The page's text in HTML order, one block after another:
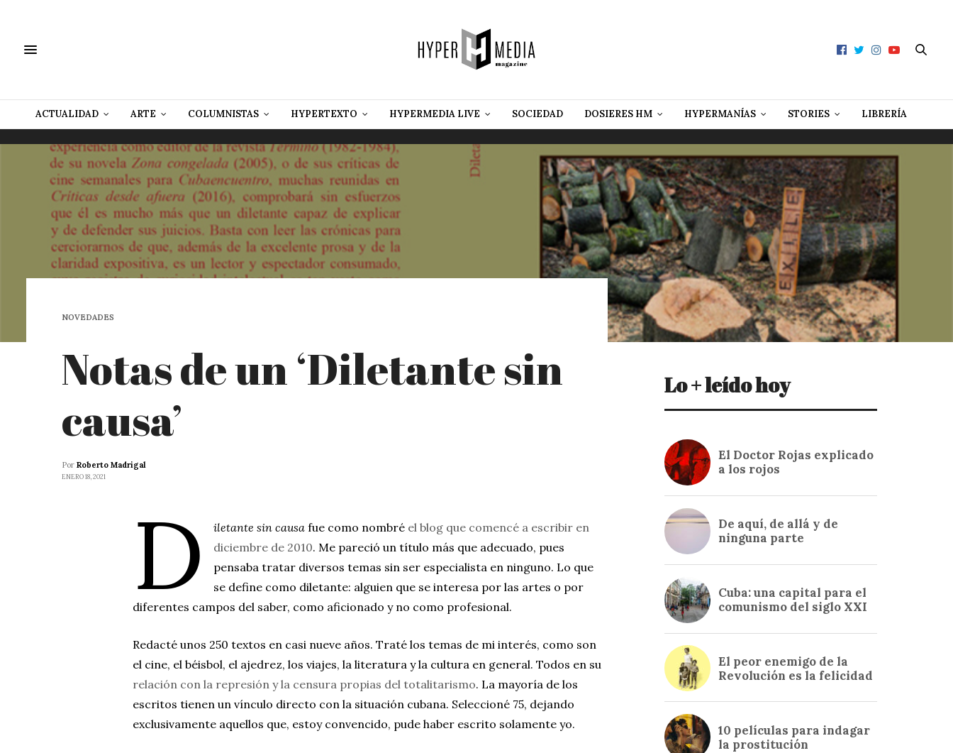
ACTUALIDAD ARTE COLUMNISTAS HYPERTEXTO HYPERMEDIA LIVE SOCIEDAD DOSIERES HM HYPERMANÍAS STORIES LIBRERÍA
NOVEDADES
Notas de un ‘Diletante sin
causa’
Por Roberto Madrigal
ENERO 18, 2021
D iletante sin causafue como nombré el blog que comencé a escribir en
diciembre de 2010. Me pareció un título más que adecuado, pues
pensaba tratar diversos temas sin ser especialista en ninguno. Lo que
se define como diletante: alguien que se interesa por las artes o por
diferentes campos del saber, como aficionado y no como profesional.
Redacté unos 250 textos en casi nueve años. Traté los temas de mi interés, como son
el cine, el béisbol, el ajedrez, los viajes, la literatura y la cultura en general. Todos en su
relación con la represión y la censura propias del totalitarismo. La mayoría de los
escritos tienen un vínculo directo con la situación cubana. Seleccioné 75, dejando
exclusivamente aquellos que, estoy convencido, pude haber escrito solamente yo.
Lo + leído hoy